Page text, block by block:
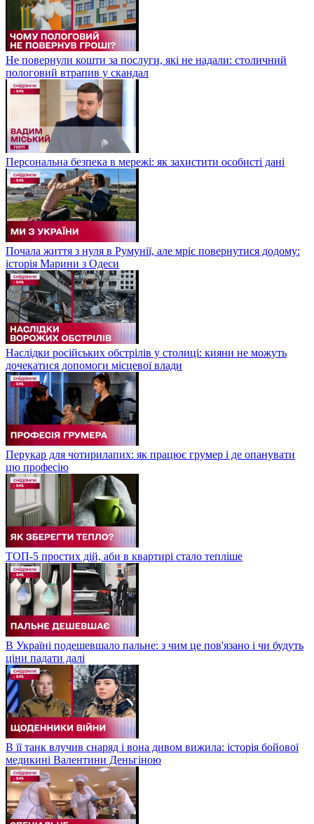
Не повернули кошти за послуги, які не надали: столичний
пологовий втрапив у скандал
Персональна безпека в мережі: як захистити особисті дані
Почала життя з нуля в Румунії, але мріє повернутися додому:
історія Марини з Одеси
Наслідки російських обстрілів у столиці: кияни не можуть
дочекатися допомоги місцевої влади
Перукар для чотирилапих: як працює грумер і де опанувати
цю професію
ТОП-5 простих дій, аби в квартирі стало тепліше
В Україні подешевшало пальне: з чим це пов'язано і чи будуть
ціни падати далі
В її танк влучив снаряд і вона дивом вижила: історія бойової
медикині Валентини Деньгіною